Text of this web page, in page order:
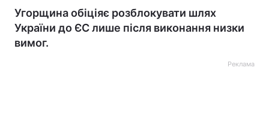
Угорщина обіціяє розблокувати шлях
України до ЄС лише після виконання низки
вимог.
Реклама